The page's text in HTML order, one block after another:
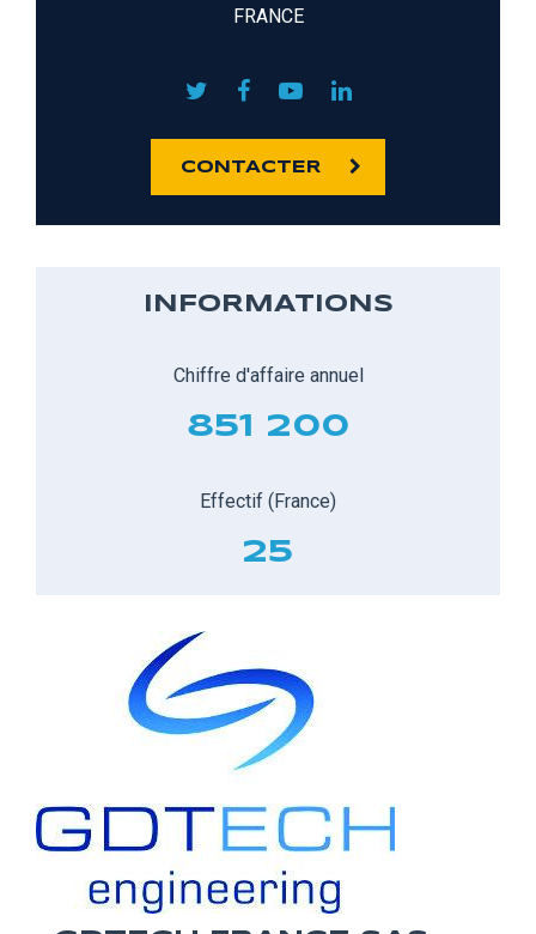
FRANCE
CONTACTER
INFORMATIONS
Chiffre d'affaire annuel
851 200
Effectif (France)
25